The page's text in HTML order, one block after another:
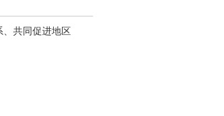
共同促进地区